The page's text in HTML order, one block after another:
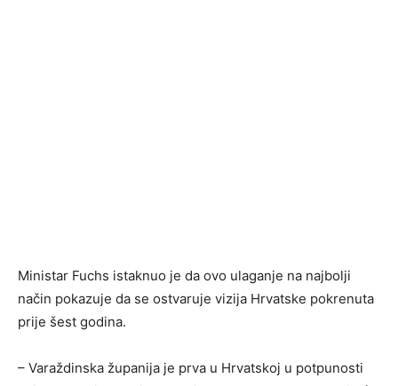
Ministar Fuchs istaknuo je da ovo ulaganje na najbolji
način pokazuje da se ostvaruje vizija Hrvatske pokrenuta
prije šest godina.
– Varaždinska županija je prva u Hrvatskoj u potpunosti